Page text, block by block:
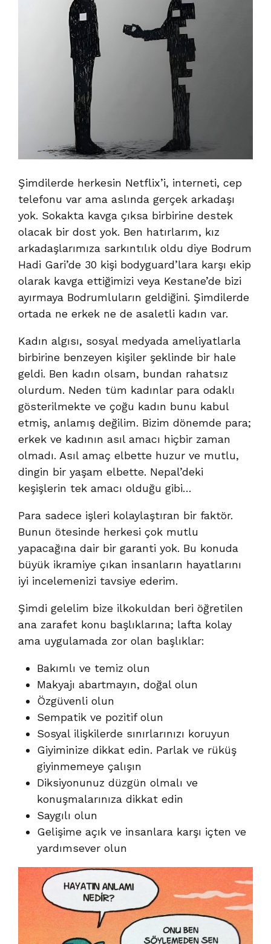
Şimdilerde herkesin Netflix’i, interneti, cep
telefonu var ama aslında gerçek arkadaşı
yok. Sokakta kavga çıksa birbirine destek
olacak bir dost yok. Ben hatırlarım, kız
arkadaşlarımıza sarkıntılık oldu diye Bodrum
Hadi Gari’de 30 kişi bodyguard’lara karşı ekip
olarak kavga ettiğimizi veya Kestane’de bizi
ayırmaya Bodrumluların geldiğini. Şimdilerde
ortada ne erkek ne de asaletli kadın var.
Kadın algısı, sosyal medyada ameliyatlarla
birbirine benzeyen kişiler şeklinde bir hale
geldi. Ben kadın olsam, bundan rahatsız
olurdum. Neden tüm kadınlar para odaklı
gösterilmekte ve çoğu kadın bunu kabul
etmiş, anlamış değilim. Bizim dönemde para;
erkek ve kadının asıl amacı hiçbir zaman
olmadı. Asıl amaç elbette huzur ve mutlu,
dingin bir yaşam elbette. Nepal’deki
keşişlerin tek amacı olduğu gibi…
Para sadece işleri kolaylaştıran bir faktör.
Bunun ötesinde herkesi çok mutlu
yapacağına dair bir garanti yok. Bu konuda
büyük ikramiye çıkan insanların hayatlarını
iyi incelemenizi tavsiye ederim.
Şimdi gelelim bize ilkokuldan beri öğretilen
ana zarafet konu başlıklarına; lafta kolay
ama uygulamada zor olan başlıklar:
Bakımlı ve temiz olun
Makyajı abartmayın, doğal olun
Özgüvenli olun
Sempatik ve pozitif olun
Sosyal ilişkilerde sınırlarınızı koruyun
Giyiminize dikkat edin. Parlak ve rüküş
giyinmemeye çalışın
Diksiyonunuz düzgün olmalı ve
konuşmalarınıza dikkat edin
Saygılı olun
Gelişime açık ve insanlara karşı içten ve
yardımsever olun